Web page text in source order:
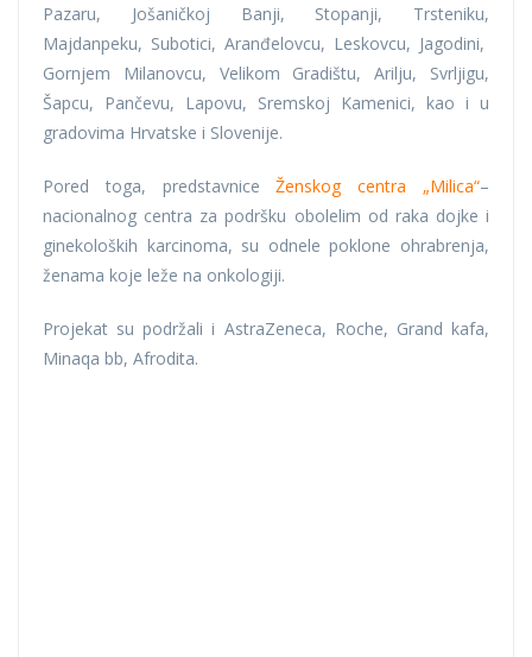
Pazaru, Jošaničkoj Banji, Stopanji, Trsteniku,
Majdanpeku, Subotici, Aranđelovcu, Leskovcu, Jagodini,
Gornjem Milanovcu, Velikom Gradištu, Arilju, Svrljigu,
Šapcu, Pančevu, Lapovu, Sremskoj Kamenici, kao i u
gradovima Hrvatske i Slovenije.
Pored toga, predstavniceŽenskog centra „Milica“–
nacionalnog centra za podršku obolelim od raka dojke i
ginekoloških karcinoma, su odnele poklone ohrabrenja,
ženama koje leže na onkologiji.
Projekat su podržali i AstraZeneca, Roche, Grand kafa,
Minaqa bb, Afrodita.